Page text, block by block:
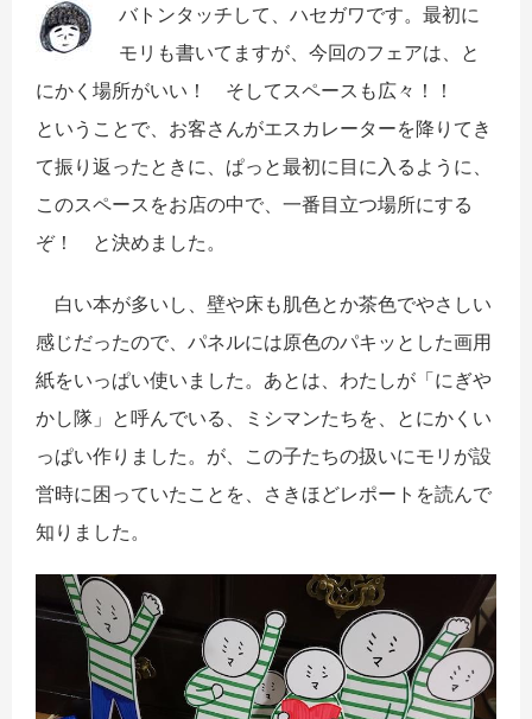
バトンタッチして、ハセガワです。最初に
モリも書いてますが、今回のフェアは、と
にかく場所がいい！ そしてスペースも広々！！
ということで、お客さんがエスカレーターを降りてき
て振り返ったときに、ぱっと最初に目に入るように、
このスペースをお店の中で、一番目立つ場所にする
ぞ！ と決めました。
白い本が多いし、壁や床も肌色とか茶色でやさしい
感じだったので、パネルには原色のパキッとした画用
紙をいっぱい使いました。あとは、わたしが「にぎや
かし隊」と呼んでいる、ミシマンたちを、とにかくい
っぱい作りました。が、この子たちの扱いにモリが設
営時に困っていたことを、さきほどレポートを読んで
知りました。